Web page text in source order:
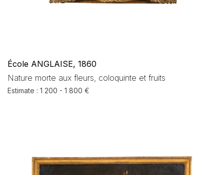
École ANGLAISE, 1860
Nature morte aux fleurs, coloquinte et fruits
Estimate : 1 200 - 1 800 €